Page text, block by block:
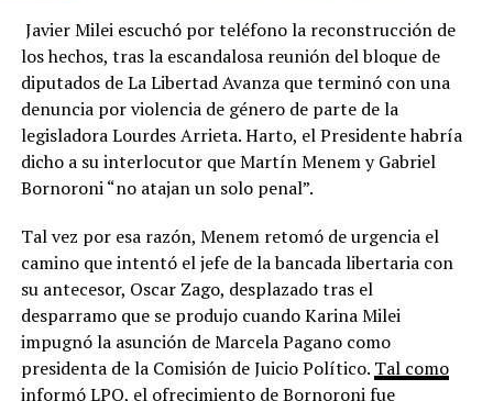
Javier Milei escuchó por teléfono la reconstrucción de
los hechos, tras la escandalosa reunión del bloque de
diputados de La Libertad Avanza que terminó con una
denuncia por violencia de género de parte de la
legisladora Lourdes Arrieta. Harto, el Presidente habría
dicho a su interlocutor que Martín Menem y Gabriel
Bornoroni “no atajan un solo penal”.
Tal vez por esa razón, Menem retomó de urgencia el
camino que intentó el jefe de la bancada libertaria con
su antecesor, Oscar Zago, desplazado tras el
desparramo que se produjo cuando Karina Milei
impugnó la asunción de Marcela Pagano como
presidenta de la Comisión de Juicio Político. Tal como
informó LPO, el ofrecimiento de Bornoroni fue